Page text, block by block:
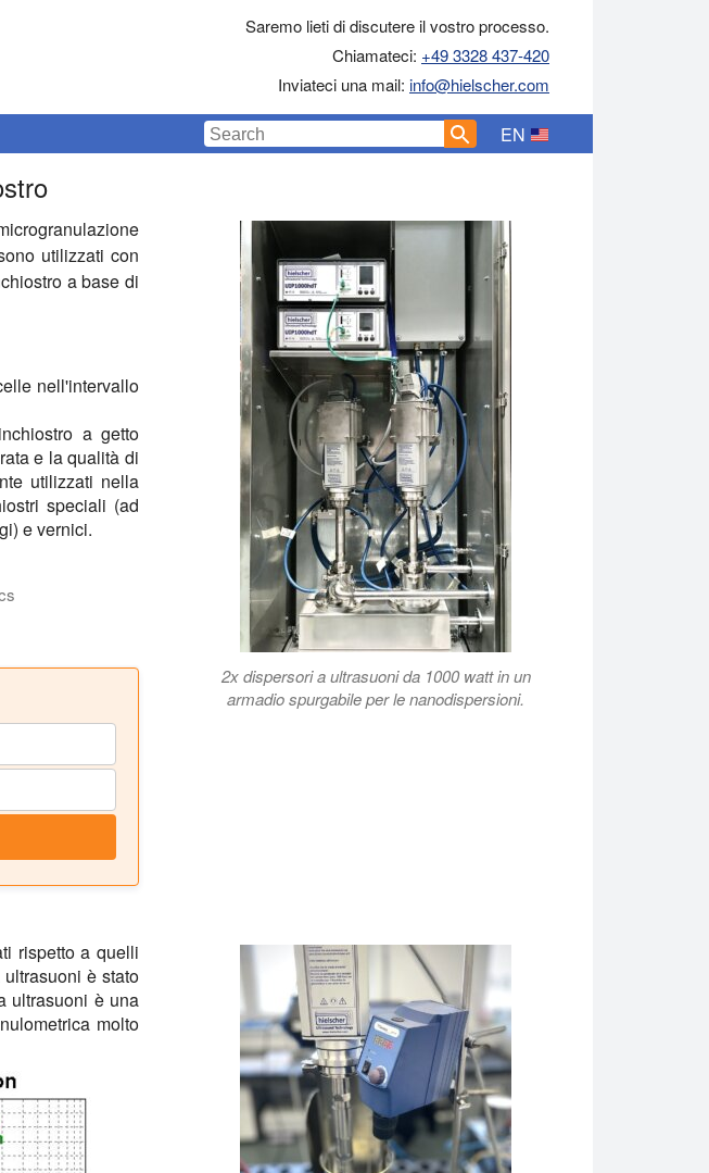
Saremo lieti di discutere il vostro processo.
Chiamateci: +49 3328 437-420
Inviateci una mail: info@hielscher.com
EN
utilizzati con
a base di
nell'intervallo
a getto
e la qualità di
utilizzati nella
speciali (ad
e vernici.
di alta qualità contenenti nanoparticelle e pigmenti di dimensioni
2x dispersori a ultrasuoni da 1000 watt in un
armadio spurgabile per le nanodispersioni.
rispetto a quelli
è stato
ultrasuoni è una
molto